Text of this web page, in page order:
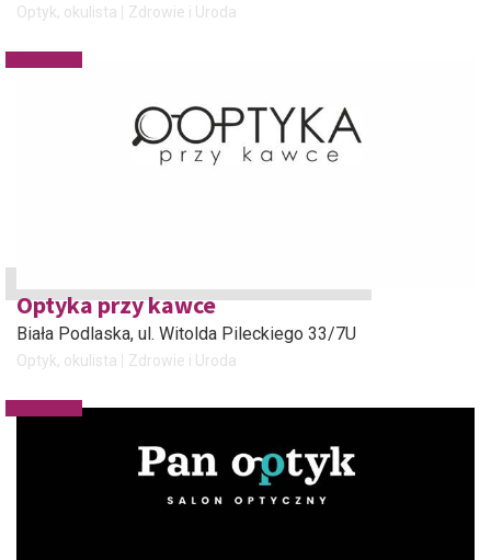
Optyk, okulista Zdrowie i Uroda
Optyka przy kawce
Biała Podlaska, ul. Witolda Pileckiego 33/7U
Optyk, okulista Zdrowie i Uroda